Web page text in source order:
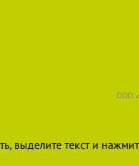
ООО
выделите текст и